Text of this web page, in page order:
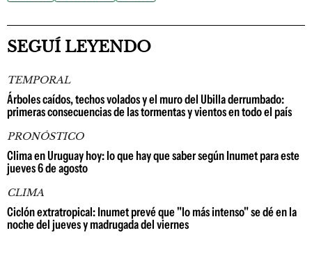
SEGUÍ LEYENDO
TEMPORAL
Árboles caídos, techos volados y el muro del Ubilla derrumbado:
primeras consecuencias de las tormentas y vientos en todo el país
PRONÓSTICO
Clima en Uruguay hoy: lo que hay que saber según Inumet para este
jueves 6 de agosto
CLIMA
Ciclón extratropical: Inumet prevé que "lo más intenso" se dé en la
noche del jueves y madrugada del viernes